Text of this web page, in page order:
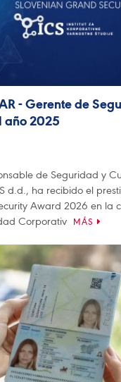
- Gerente de
año 2025
de Seguridad y
d.d., ha recibido el
Award 2026 en la
Corporativ
MÁS